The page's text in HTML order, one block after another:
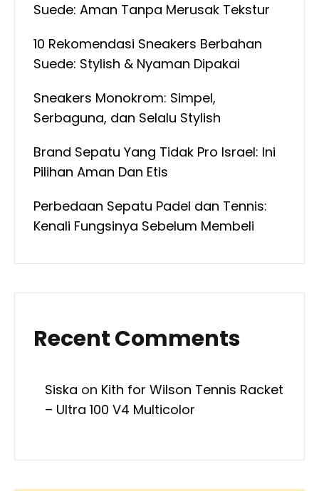
Suede: Aman Tanpa Merusak Tekstur
10 Rekomendasi Sneakers Berbahan
Suede: Stylish & Nyaman Dipakai
Sneakers Monokrom: Simpel,
Serbaguna, dan Selalu Stylish
Brand Sepatu Yang Tidak Pro Israel: Ini
Pilihan Aman Dan Etis
Perbedaan Sepatu Padel dan Tennis:
Kenali Fungsinya Sebelum Membeli
Recent Comments
Siska on Kith for Wilson Tennis Racket
– Ultra 100 V4 Multicolor